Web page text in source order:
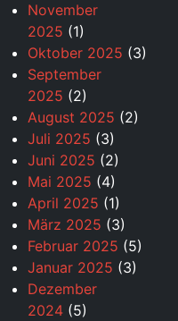
November
2025 (1)
Oktober 2025 (3)
September
2025 (2)
August 2025 (2)
Juli 2025 (3)
Juni 2025 (2)
Mai 2025 (4)
April 2025 (1)
März 2025 (3)
Februar 2025 (5)
Januar 2025 (3)
Dezember
2024 (5)